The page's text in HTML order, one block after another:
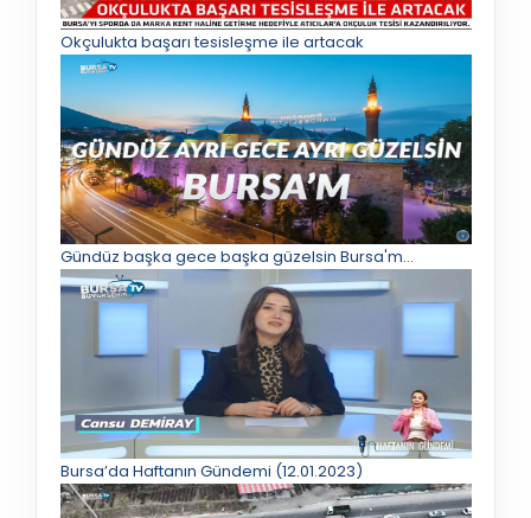
Okçulukta başarı tesisleşme ile artacak
Gündüz başka gece başka güzelsin Bursa'm...
Bursa’da Haftanın Gündemi (12.01.2023)